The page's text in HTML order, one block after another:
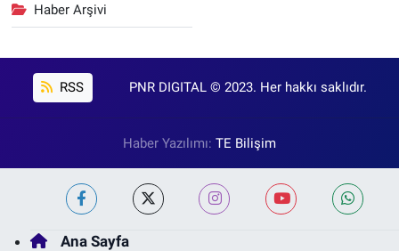
Haber Arşivi
RSS PNR DIGITAL © 2023. Her hakkı saklıdır.
Haber Yazılımı: TE Bilişim
Ana Sayfa